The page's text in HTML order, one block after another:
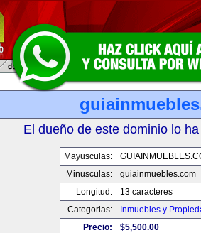
El dueño de este dominio lo
Mayusculas:
Minusculas:
guiainmuebles.com
Longitud:
13 caracteres
Categorias:
Inmuebles y
Precio:
$5,500.00